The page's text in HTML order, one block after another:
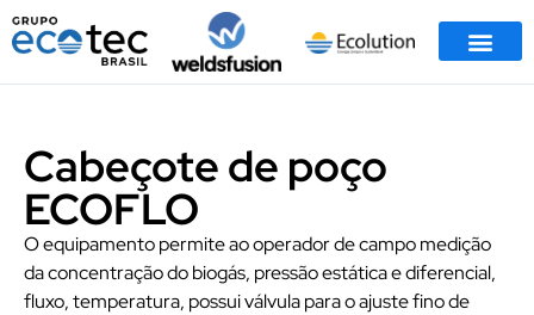
Cabeçote de poço
ECOFLO
O equipamento permite ao operador de campo medição
da concentração do biogás, pressão estática e diferencial,
fluxo, temperatura, possui válvula para o ajuste fino de